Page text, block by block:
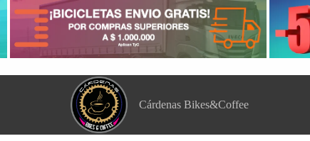
Cárdenas Bikes&Coffee